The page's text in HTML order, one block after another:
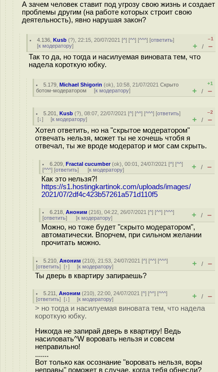
А зачем человек ставит под угрозу свою жизнь и создает
проблемы другим (на работе которых строит свою
деятельность), явно нарушая закон?
4.136 ,Kusb (?), 22:15, 20/07/2021 [^] [^^] [^^^] [ответить]
[к модератору]
–1
+ / –
Так то да, но тогда и насилуемая виновата тем, что
надела короткую юбку.
5.179 ,Michael Shigorin (ok), 10:58, 21/07/2021Скрыто
ботом-модератором [к модератору]
+1
+ / –
5.201 ,Kusb (?), 08:07, 22/07/2021 [^] [^^] [^^^] [ответить]
[↓] [к модератору]
–2
+ / –
Хотел ответить, но на "скрытое модератором"
отвечать нельзя, может ты не хочешь чтобя я
отвечал, ты же вроде модератор и мог сам скрыть.
6.209 ,Fractal cucumber(ok), 00:01, 24/07/2021 [^] [^^]
[^^^] [ответить] [к модератору] + / –
Как это нельзя?!
https://s1.hostingkartinok.com/uploads/images/
2021/07/2df4c423b57261a571d110f5
6.218 ,Аноним (216), 04:22, 26/07/2021 [^] [^^] [^^^]
[ответить] [к модератору] + / –
Можно, но тоже будет "скрыто модератором",
автоматически. Впорчем, при сильном желании
прочитать можно.
5.210 ,Аноним (210), 21:53, 24/07/2021 [^] [^^] [^^^]
[ответить] [↑] [к модератору] + / –
Ты дверь в квартиру запираешь?
5.211 ,Аноним (210), 22:00, 24/07/2021 [^] [^^] [^^^]
[ответить] [↓] [к модератору] + / –
> но тогда и насилуемая виновата тем, что надела
короткую юбку.
Никогда не запирай дверь в квартиру! Ведь
насиловать^W воровать нельзя и совсем
неправильно!
.......
Вот только как осознание "воровать нельзя, воры
неправы" поможет в случае, когда тебя обнесли?